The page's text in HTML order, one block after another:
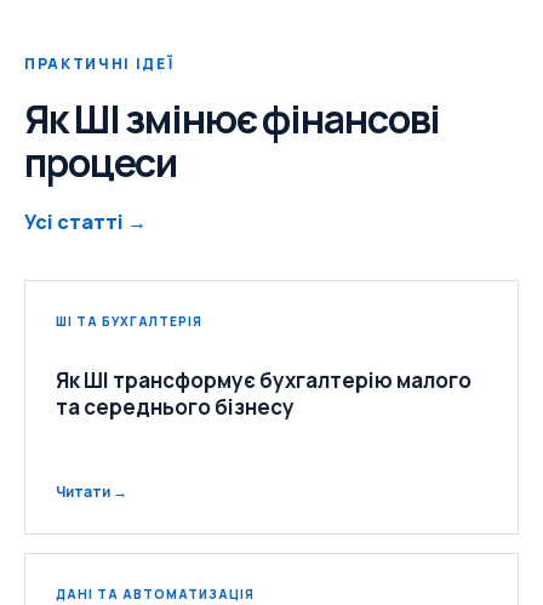
ПРАКТИЧНІ ІДЕЇ
Як ШІ змінює фінансові
процеси
Усі статті →
ШІ ТА БУХГАЛТЕРІЯ
Як ШІ трансформує бухгалтерію малого
та середнього бізнесу
Читати →
ДАНІ ТА АВТОМАТИЗАЦІЯ